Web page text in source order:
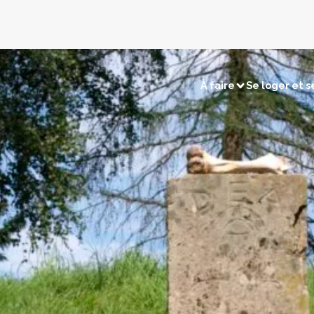
À faire
Chasse / Pêche
Visites et découvertes
Sites naturels
Retour en préhistoire
Les villages remarquables
Les musées et expositions
Les édifices religieux
Les
cartes
Voir la carte patrimoine
Se loger et